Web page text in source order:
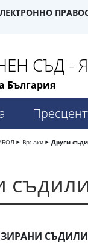
СЪД -
България
Връзки Други